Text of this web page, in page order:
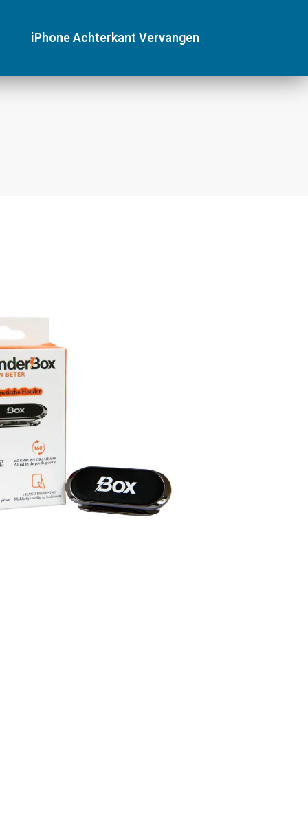
iPhone Achterkant Vervangen